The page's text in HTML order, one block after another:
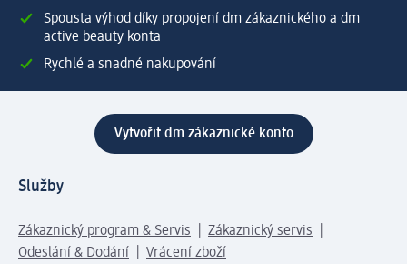
Spousta výhod díky propojení dm zákaznického a dm
active beauty konta
Rychlé a snadné nakupování
Vytvořit dm zákaznické konto
Služby
Zákaznický program & Servis
Zákaznický servis
Odeslání & Dodání
Vrácení zboží